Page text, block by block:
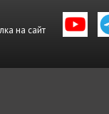
на сайт